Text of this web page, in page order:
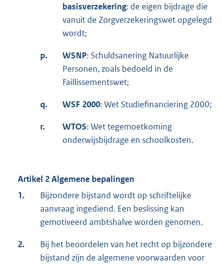
basisverzekering: de eigen bijdrage die
vanuit de Zorgverzekeringswet opgelegd
wordt;
p. WSNP: Schuldsanering Natuurlijke
Personen, zoals bedoeld in de
Faillissementswet;
q. WSF 2000: Wet Studiefinanciering 2000;
r. WTOS: Wet tegemoetkoming
onderwijsbijdrage en schoolkosten.
Artikel 2 Algemene bepalingen
1.
Bijzondere bijstand wordt op schriftelijke
aanvraag ingediend. Een beslissing kan
gemotiveerd ambtshalve worden genomen.
2.
Bij het beoordelen van het recht op bijzondere
bijstand zijn de algemene voorwaarden voor